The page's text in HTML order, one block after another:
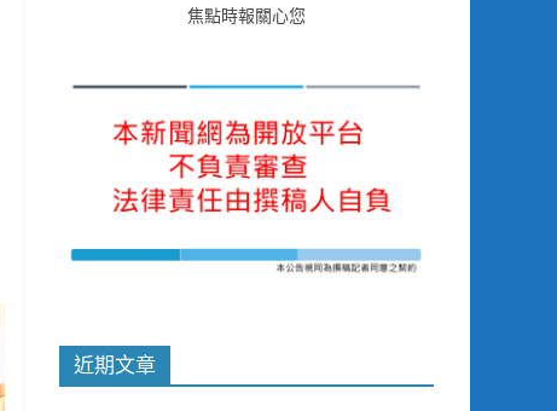
焦點時報關心您
近期文章